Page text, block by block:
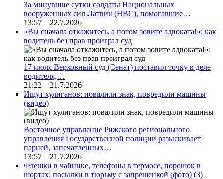
За минувшие сутки солдаты Национальных
вооруженных сил Латвии (НВС), помогавшие…
13:57 22.7.2026
«Вы сначала откажитесь, а потом зовите адвоката!»: как
водитель без прав проиграл суд
17 июля Верховный суд (Сенат) поставил точку в деле
водителя,…
21:22 21.7.2026
Ищут хулиганов: повалили знак, повредили машины
(видео)
Восточное управление Рижского регионального
управления Государственной полиции разыскивает
парней, запечатленных…
13:57 21.7.2026
Флешки в чайнике, телефоны в термосе, порошок в
шортах: посылки в тюрьму с запрещенкой (фото) (3)